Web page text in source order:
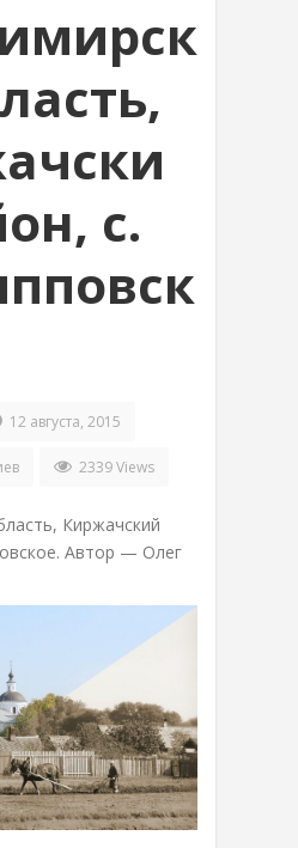
с.
12 августа, 2015
2339 Views
Киржачский
Автор — Олег